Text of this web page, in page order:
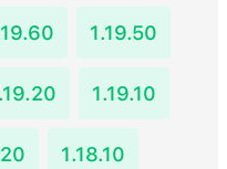
1.19.50
1.19.10
1.18.10